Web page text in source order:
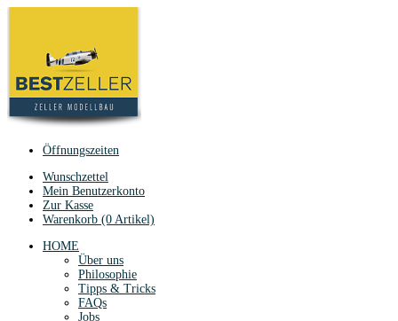
Öffnungszeiten
Wunschzettel
Mein Benutzerkonto
Zur Kasse
Warenkorb (0 Artikel)
HOME
Über uns
Philosophie
Tipps & Tricks
FAQs
Jobs